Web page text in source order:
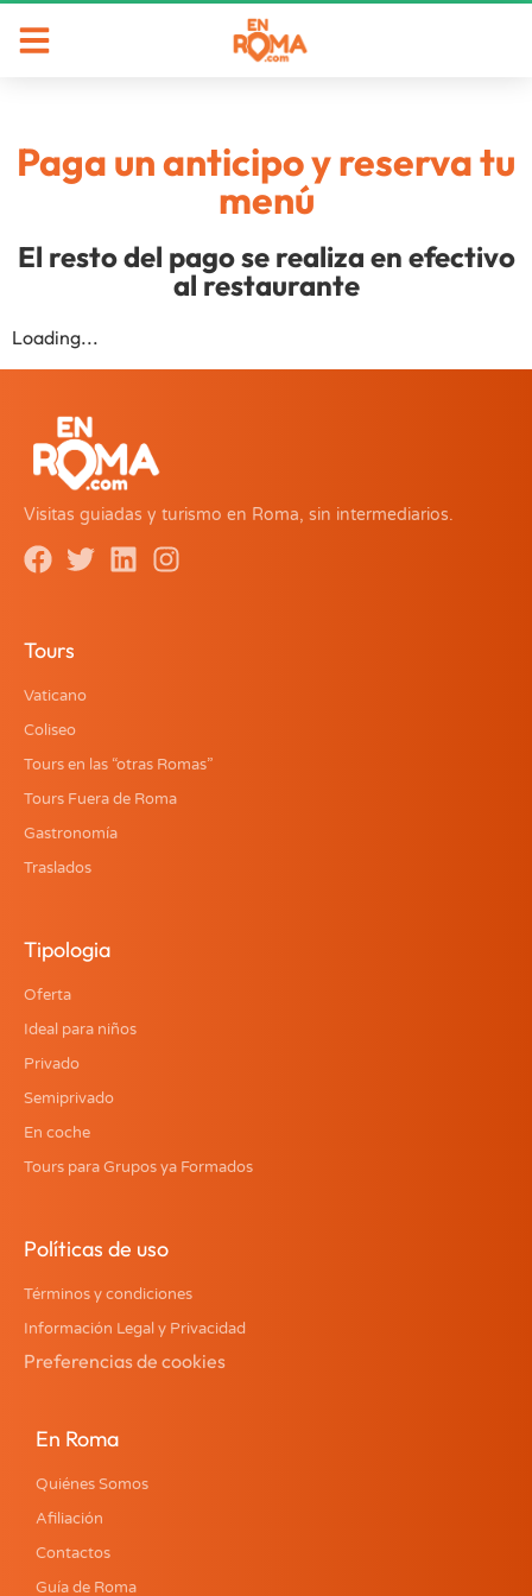
Paga un anticipo y reserva tu
menú
El resto del pago se realiza en efectivo
al restaurante
Loading...
Visitas guiadas y turismo en Roma, sin intermediarios.
Tours
Vaticano
Coliseo
Tours en las “otras Romas”
Tours Fuera de Roma
Gastronomía
Traslados
Tipologia
Oferta
Ideal para niños
Privado
Semiprivado
En coche
Tours para Grupos ya Formados
Políticas de uso
Términos y condiciones
Información Legal y Privacidad
Preferencias de cookies
En Roma
Quiénes Somos
Afiliación
Contactos
Guía de Roma